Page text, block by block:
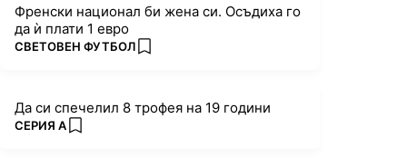
Френски национал би жена си. Осъдиха го
да ѝ плати 1 евро
ПОВЕЧЕ ОТ
СВЕТОВЕН ФУТБОЛ add favorites
Да си спечелил 8 трофея на 19 години
ПОВЕЧЕ ОТ
СЕРИЯ А add favorites